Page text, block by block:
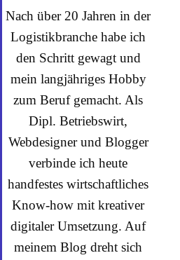
Nach über 20 Jahren in der
Logistikbranche habe ich
den Schritt gewagt und
mein langjähriges Hobby
zum Beruf gemacht. Als
Dipl. Betriebswirt,
Webdesigner und Blogger
verbinde ich heute
handfestes wirtschaftliches
Know-how mit kreativer
digitaler Umsetzung. Auf
meinem Blog dreht sich